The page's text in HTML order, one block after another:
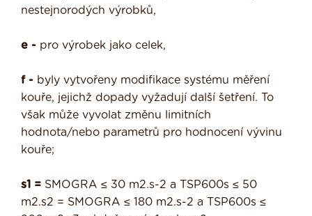
nestejnorodých výrobků,
e - pro výrobek jako celek,
f - byly vytvořeny modifikace systému měření
kouře, jejichž dopady vyžadují další šetření. To
však může vyvolat změnu limitních
hodnota/nebo parametrů pro hodnocení vývinu
kouře;
s1 = SMOGRA ≤ 30 m2.s-2 a TSP600s ≤ 50
m2.s2 = SMOGRA ≤ 180 m2.s-2 a TSP600s ≤